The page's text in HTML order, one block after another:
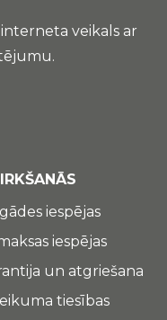
veikals ar
iespējas
iespējas
un atgriešana
tiesības